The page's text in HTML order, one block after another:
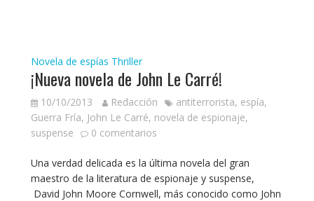
Novela de espías Thriller
¡Nueva novela de John Le Carré!
10/10/2013 Redacción antiterrorista, espía,
Guerra Fría, John Le Carré, novela de espionaje,
suspense
0 comentarios
Una verdad delicada es la última novela del gran
maestro de la literatura de espionaje y suspense,
David John Moore Cornwell, más conocido como John